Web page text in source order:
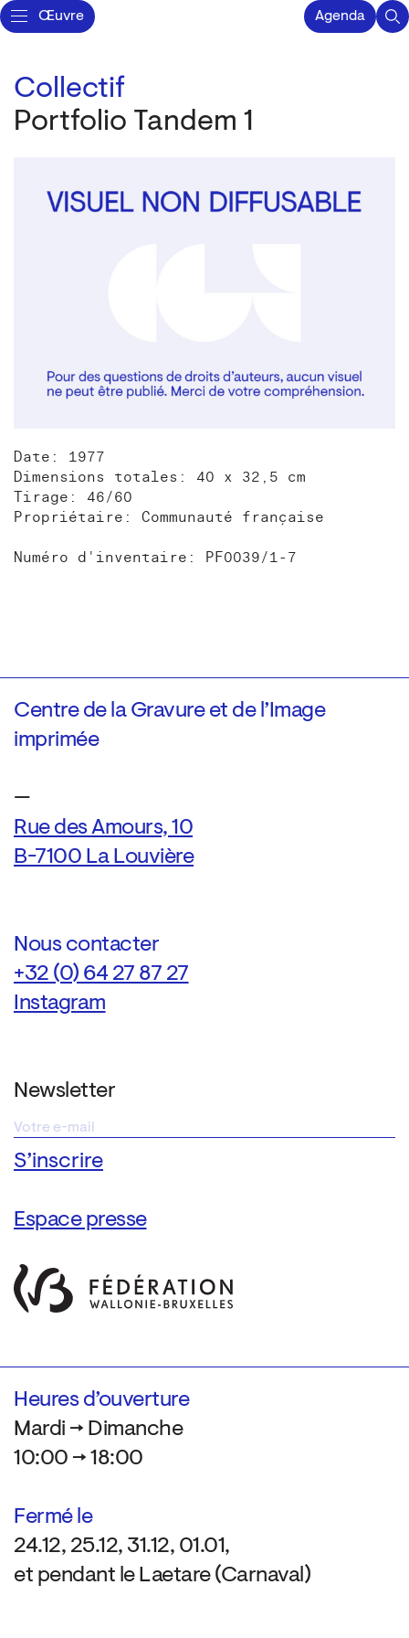
Œuvre Agenda
Collectif
Portfolio Tandem 1
Date: 1977
Dimensions totales: 40 x 32,5 cm
Tirage: 46/60
Propriétaire: Communauté française
Numéro d'inventaire: PF0039/1-7
Centre de la Gravure et de l’Image
imprimée
—
Rue des Amours, 10
B-7100 La Louvière
Nous contacter
+32 (0) 64 27 87 27
Instagram
Newsletter
Espace presse
Heures d’ouverture
Mardi → Dimanche
10:00 → 18:00
Fermé le
24.12, 25.12, 31.12, 01.01,
et pendant le Laetare (Carnaval)